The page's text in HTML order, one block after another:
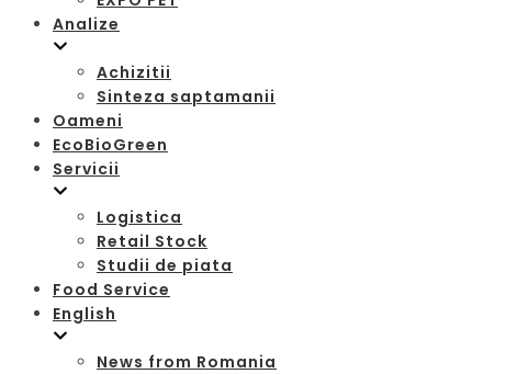
Analize
Achizitii
Sinteza saptamanii
Oameni
EcoBioGreen
Servicii
Logistica
Retail Stock
Studii de piata
Food Service
English
News from Romania